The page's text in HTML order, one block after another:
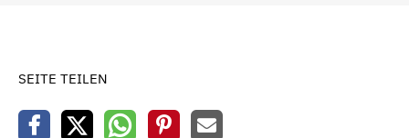
SEITE TEILEN